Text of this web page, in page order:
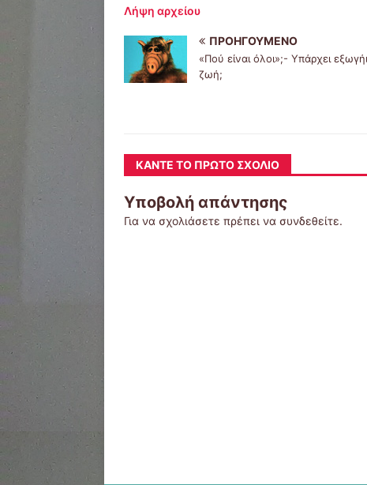
Λήψη αρχείου
ΠΡΟΗΓΟΎΜΕΝΟ
«Πού είναι όλοι»;- Υπάρχει
ζωή;
ΚΆΝΤΕ ΤΟ ΠΡΏΤΟ ΣΧΌΛΙΟ
Υποβολή απάντησης
Για να σχολιάσετε πρέπει να συνδεθείτε.